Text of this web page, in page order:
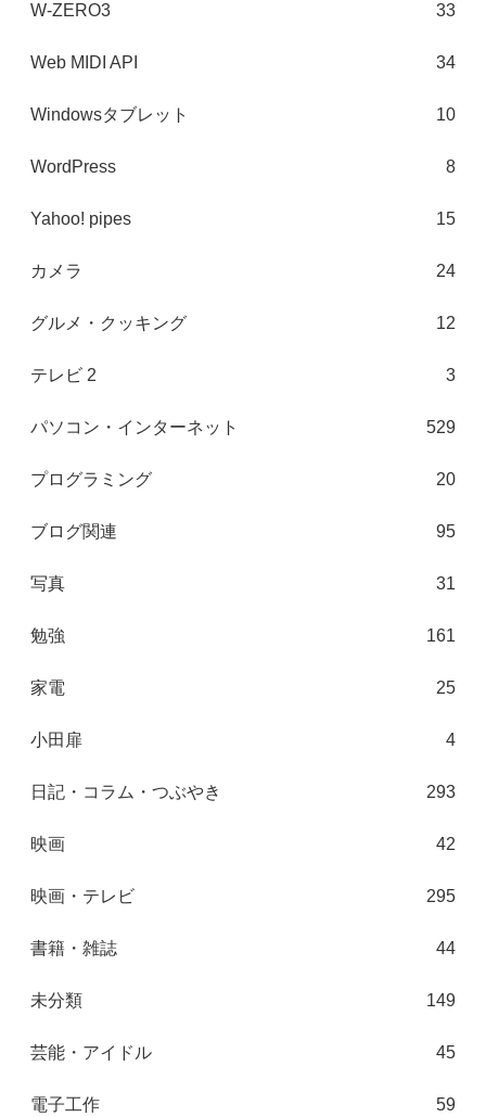
W-ZERO3 33
Web MIDI API 34
Windowsタブレット 10
WordPress 8
Yahoo! pipes 15
カメラ 24
グルメ・クッキング 12
テレビ 2 3
パソコン・インターネット 529
プログラミング 20
ブログ関連 95
写真 31
勉強 161
家電 25
小田扉 4
日記・コラム・つぶやき 293
映画 42
映画・テレビ 295
書籍・雑誌 44
未分類 149
芸能・アイドル 45
電子工作 59